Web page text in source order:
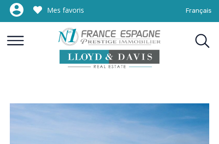
Mes favoris Français